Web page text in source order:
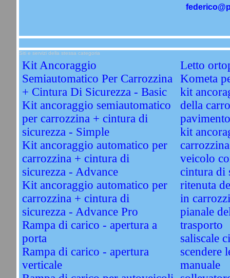
Siti e servizi della stessa categoria
Kit Ancoraggio
Semiautomatico Per Carrozzina
+ Cintura Di Sicurezza - Basic
Kit ancoraggio semiautomatico
per carrozzina + cintura di
sicurezza - Simple
Kit ancoraggio automatico per
carrozzina + cintura di
sicurezza - Advance
Kit ancoraggio automatico per
carrozzina + cintura di
sicurezza - Advance Pro
Rampa di carico - apertura a
porta
Rampa di carico - apertura
verticale
Letto
Kometa
kit
della
kit
veicolo
cintura di
ritenuta
in
pianale
trasporto
saliscale
scendere
manuale